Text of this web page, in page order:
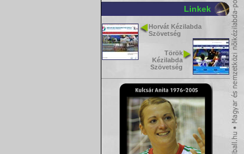
Linkek
Horvát Kézilabda
Szövetség
Török
Kézilabda
Szövetség